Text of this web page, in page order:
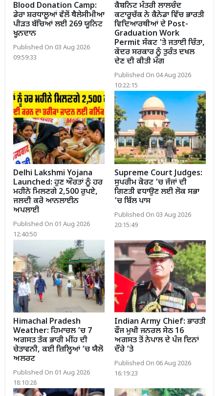
Blood Donation Camp:
ਡੇਰਾ ਸ਼ਰਧਾਲੂਆਂ ਵੱਲੋਂ ਥੈਲੇਸੀਮੀਆ
ਪੀੜਤ ਬੱਚਿਆਂ ਲਈ 269 ਯੂਨਿਟ
ਖੂਨਦਾਨ
Published On 03 Aug 2026
09:59:33
ਕੈਬਨਿਟ ਮੰਤਰੀ ਲਾਲਚੰਦ
ਕਟਾਰੂਚੱਕ ਨੇ ਕੈਨੇਡਾ ਵਿੱਚ ਭਾਰਤੀ
ਵਿਦਿਆਰਥੀਆਂ ਦੇ Post-
Graduation Work
Permit ਸੰਕਟ 'ਤੇ ਜਤਾਈ ਚਿੰਤਾ,
ਕੇਂਦਰ ਸਰਕਾਰ ਨੂੰ ਤੁਰੰਤ ਦਖਲ
ਦੇਣ ਦੀ ਕੀਤੀ ਮੰਗ
Published On 04 Aug 2026
10:22:15
Delhi Lakshmi Yojana
Launched: ਹੁਣ ਔਰਤਾਂ ਨੂੰ ਹਰ
ਮਹੀਨੇ ਮਿਲਣਗੇ 2,500 ਰੁਪਏ,
ਜਲਦੀ ਕਰੋ ਆਨਲਾਈਨ
ਅਪਲਾਈ
Published On 01 Aug 2026
12:40:50
Supreme Court Judges:
ਸੁਪਰੀਮ ਕੋਰਟ ’ਚ ਜੱਜਾਂ ਦੀ
ਗਿਣਤੀ ਵਧਾਉਣ ਲਈ ਲੋਕ ਸਭਾ
’ਚ ਬਿੱਲ ਪਾਸ
Published On 03 Aug 2026
20:15:49
Himachal Pradesh
Weather: ਹਿਮਾਚਲ ’ਚ 7
ਅਗਸਤ ਤੱਕ ਭਾਰੀ ਮੀਂਹ ਦੀ
ਚੇਤਾਵਨੀ, ਕਈ ਜ਼ਿਲ੍ਹਿਆਂ ’ਚ ਯੈਲੋ
ਅਲਰਟ
Published On 01 Aug 2026
18:10:28
Indian Army Chief: ਭਾਰਤੀ
ਫੌਜ ਮੁਖੀ ਜਨਰਲ ਸੇਠ 16
ਅਗਸਤ ਤੋਂ ਨੇਪਾਲ ਦੇ ਪੰਜ ਦਿਨਾਂ
ਦੌਰੇ ’ਤੇ
Published On 06 Aug 2026
16:19:23